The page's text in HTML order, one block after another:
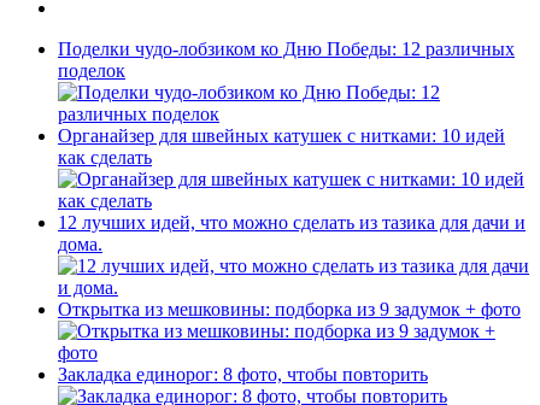
Поделки чудо-лобзиком ко Дню Победы: 12 различных
поделок
Органайзер для швейных катушек с нитками: 10 идей
как сделать
12 лучших идей, что можно сделать из тазика для дачи и
дома.
Открытка из мешковины: подборка из 9 задумок + фото
Закладка единорог: 8 фото, чтобы повторить